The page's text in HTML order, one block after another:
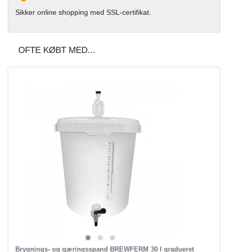
Sikker online shopping med SSL-certifikat.
OFTE KØBT MED...
Brygnings- og gæringsspand BREWFERM 30 l gradueret